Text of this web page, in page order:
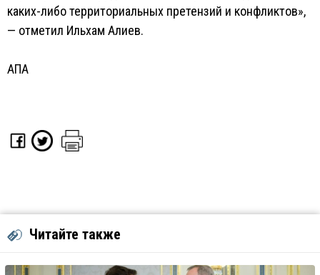
каких-либо территориальных претензий и конфликтов»,
— отметил Ильхам Алиев.
АПА
Читайте также